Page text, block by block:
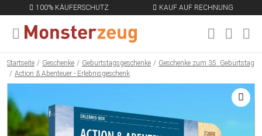
100% KÄUFERSCHUTZ KAUF AUF RECHNUNG
MENÜ SCHLIESSEN
Startseite Geschenke Geburtstagsgeschenke
Geschenke zum 35. Geburtstag
Action & Abenteuer - Erlebnisgeschenk